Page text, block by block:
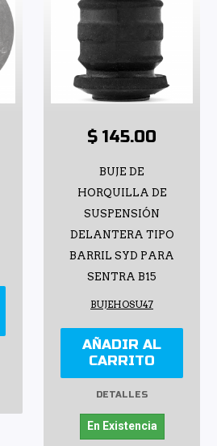
$ 145.00
BUJE DE
HORQUILLA DE
SUSPENSIÓN
DELANTERA TIPO
BARRIL SYD PARA
SENTRA B15
BUJEHOSU47
AÑADIR AL
CARRITO
DETALLES
En Existencia